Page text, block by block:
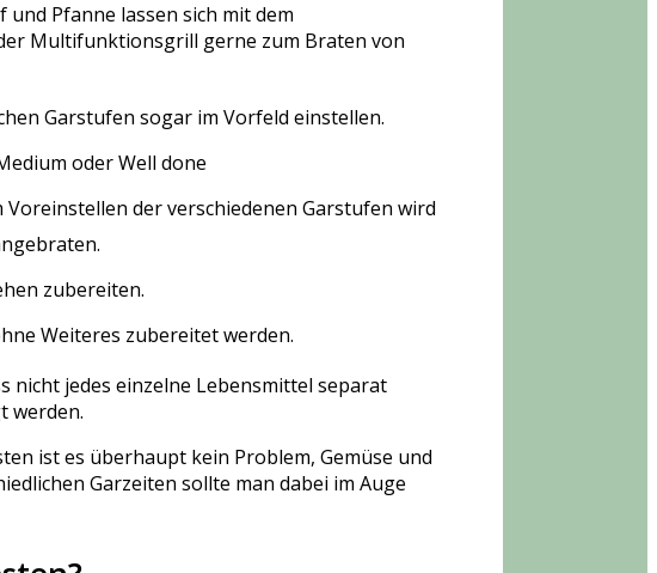
Pfanne lassen sich mit dem
Multifunktionsgrill gerne zum Braten von
Garstufen sogar im Vorfeld einstellen.
oder Well done
der verschiedenen Garstufen wird
zubereiten.
Weiteres zubereitet werden.
nicht jedes einzelne Lebensmittel separat
werden.
ist es überhaupt kein Problem, Gemüse und
Garzeiten sollte man dabei im Auge